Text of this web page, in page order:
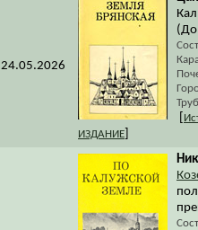
24.05.2026
ИЗДАНИЕ